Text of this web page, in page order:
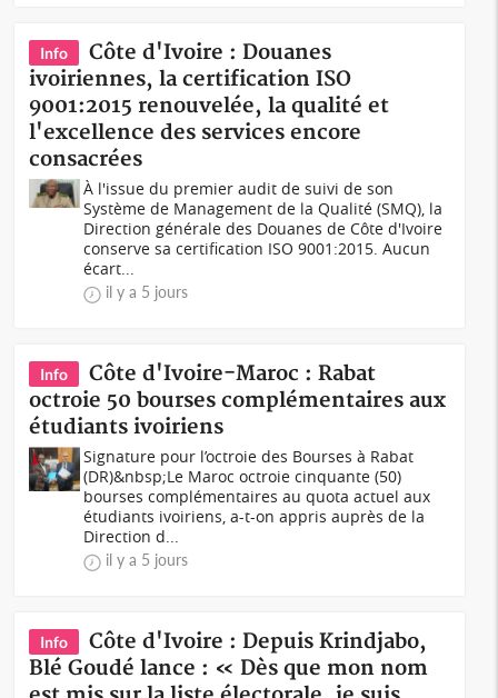
Info
Côte d'Ivoire : Douanes
ivoiriennes, la certification ISO
9001:2015 renouvelée, la qualité et
l'excellence des services encore
consacrées
À l'issue du premier audit de suivi de son
Système de Management de la Qualité (SMQ), la
Direction générale des Douanes de Côte d'Ivoire
conserve sa certification ISO 9001:2015. Aucun
écart...
il y a 5 jours
Info
Côte d'Ivoire-Maroc : Rabat
octroie 50 bourses complémentaires aux
étudiants ivoiriens
Signature pour l’octroie des Bourses à Rabat
(DR)&nbsp;Le Maroc octroie cinquante (50)
bourses complémentaires au quota actuel aux
étudiants ivoiriens, a-t-on appris auprès de la
Direction d...
il y a 5 jours
Info
Côte d'Ivoire : Depuis Krindjabo,
Blé Goudé lance : « Dès que mon nom